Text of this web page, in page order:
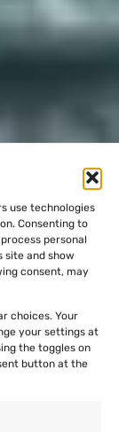
use technologies
Consenting to
personal
site and show
consent, may
choices. Your
your settings at
the toggles on
button at the